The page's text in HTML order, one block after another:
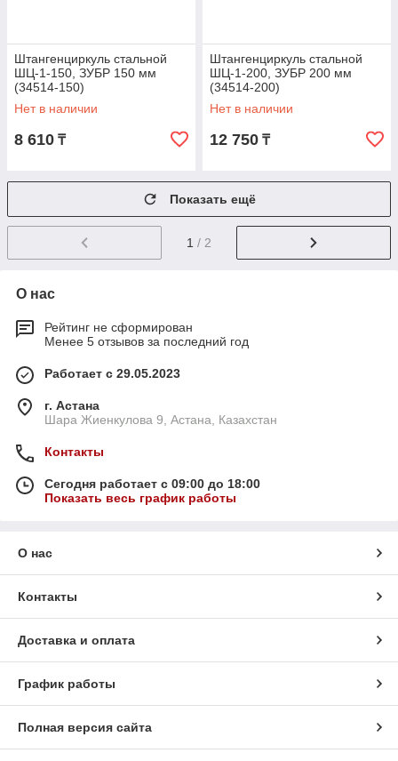
Штангенциркуль стальной
ШЦ-1-150, ЗУБР 150 мм
(34514-150)
Нет в наличии
8 610 ₸
Штангенциркуль стальной
ШЦ-1-200, ЗУБР 200 мм
(34514-200)
Нет в наличии
12 750 ₸
Показать ещё
1 / 2
О нас
Рейтинг не сформирован
Менее 5 отзывов за последний год
Работает с 29.05.2023
г. Астана
Шара Жиенкулова 9, Астана, Казахстан
Контакты
Сегодня работает с 09:00 до 18:00
Показать весь график работы
О нас
Контакты
Доставка и оплата
График работы
Полная версия сайта